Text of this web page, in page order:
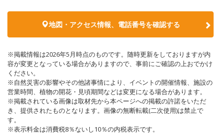
地図・アクセス情報、電話番号を確認する
※掲載情報は2026年5月時点のものです。随時更新をしておりますが内
容が変更となっている場合がありますので、事前にご確認の上おでかけ
ください。
※自然災害の影響やその他諸事情により、イベントの開催情報、施設の
営業時間、植物の開花・見頃期間などは変更になる場合があります。
※掲載されている画像は取材先から本ページへの掲載の許諾をいただ
き、提供されたものとなります。画像の無断転載(二次使用)は禁止で
す。
※表示料金は消費税8％ないし10％の内税表示です。